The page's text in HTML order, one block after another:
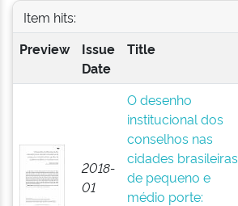
Item hits:
Preview
Issue
Date
Title
2018-
01
O desenho
institucional dos
conselhos nas
cidades brasileiras
de pequeno e
médio porte: